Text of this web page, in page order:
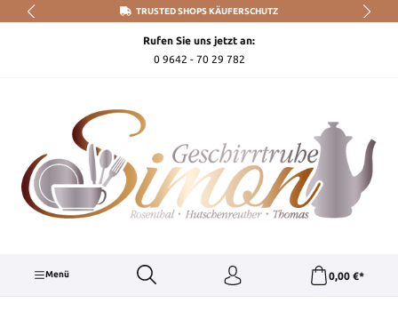
Zum Hauptinhalt springenTRUSTED SHOPS KÄUFERSCHUTZ
Rufen Sie uns jetzt an:
0 9642 - 70 29 782
Menü 0,00 €*